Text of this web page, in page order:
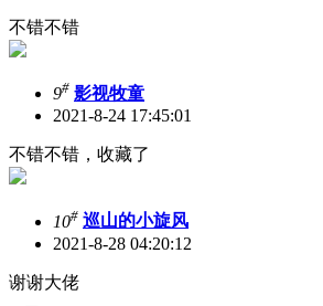
不错不错
9# 影视牧童
2021-8-24 17:45:01
不错不错，收藏了
10# 巡山的小旋风
2021-8-28 04:20:12
谢谢大佬